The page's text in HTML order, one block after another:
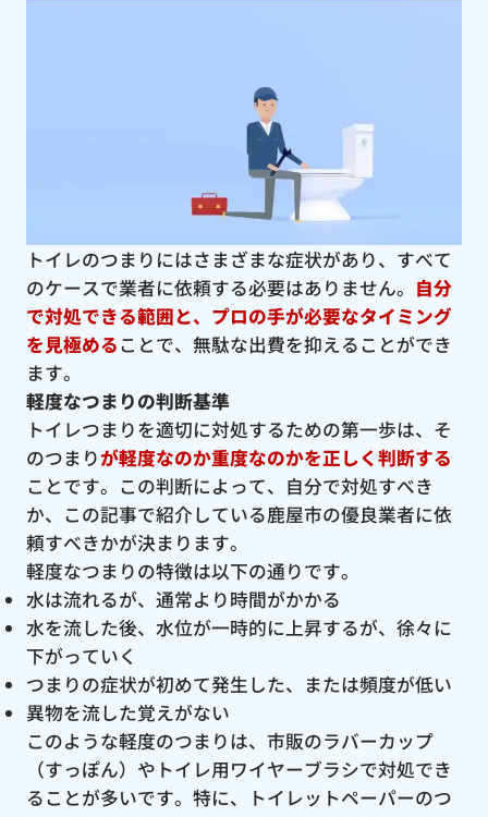
トイレのつまりにはさまざまな症状があり、すべて
のケースで業者に依頼する必要はありません。 自分
で対処できる範囲と、プロの手が必要なタイミング
を見極めることで、無駄な出費を抑えることができ
ます。
軽度なつまりの判断基準
トイレつまりを適切に対処するための第一歩は、そ
のつまりが軽度なのか重度なのかを正しく判断する
ことです。この判断によって、自分で対処すべき
か、この記事で紹介している鹿屋市の優良業者に依
頼すべきかが決まります。
軽度なつまりの特徴は以下の通りです。
水は流れるが、通常より時間がかかる
水を流した後、水位が一時的に上昇するが、徐々に
下がっていく
つまりの症状が初めて発生した、または頻度が低い
異物を流した覚えがない
このような軽度のつまりは、市販のラバーカップ
（すっぽん）やトイレ用ワイヤーブラシで対処でき
ることが多いです。特に、トイレットペーパーのつ